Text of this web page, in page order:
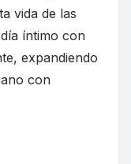
vida de las
íntimo con
expandiendo
con